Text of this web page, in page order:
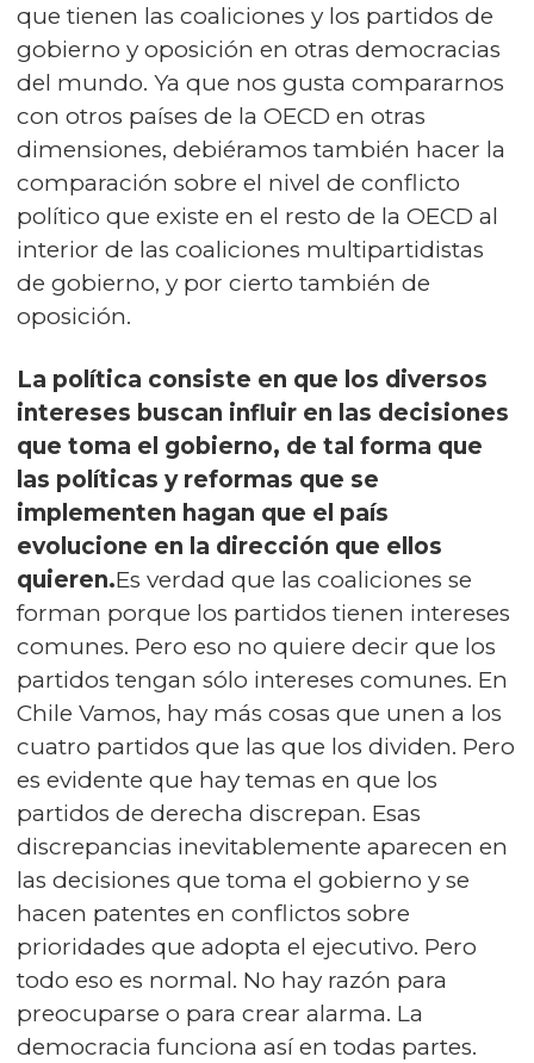
que tienen las coaliciones y los partidos de
gobierno y oposición en otras democracias
del mundo. Ya que nos gusta compararnos
con otros países de la OECD en otras
dimensiones, debiéramos también hacer la
comparación sobre el nivel de conflicto
político que existe en el resto de la OECD al
interior de las coaliciones multipartidistas
de gobierno, y por cierto también de
oposición.
La política consiste en que los diversos
intereses buscan influir en las decisiones
que toma el gobierno, de tal forma que
las políticas y reformas que se
implementen hagan que el país
evolucione en la dirección que ellos
quieren.Es verdad que las coaliciones se
forman porque los partidos tienen intereses
comunes. Pero eso no quiere decir que los
partidos tengan sólo intereses comunes. En
Chile Vamos, hay más cosas que unen a los
cuatro partidos que las que los dividen. Pero
es evidente que hay temas en que los
partidos de derecha discrepan. Esas
discrepancias inevitablemente aparecen en
las decisiones que toma el gobierno y se
hacen patentes en conflictos sobre
prioridades que adopta el ejecutivo. Pero
todo eso es normal. No hay razón para
preocuparse o para crear alarma. La
democracia funciona así en todas partes.